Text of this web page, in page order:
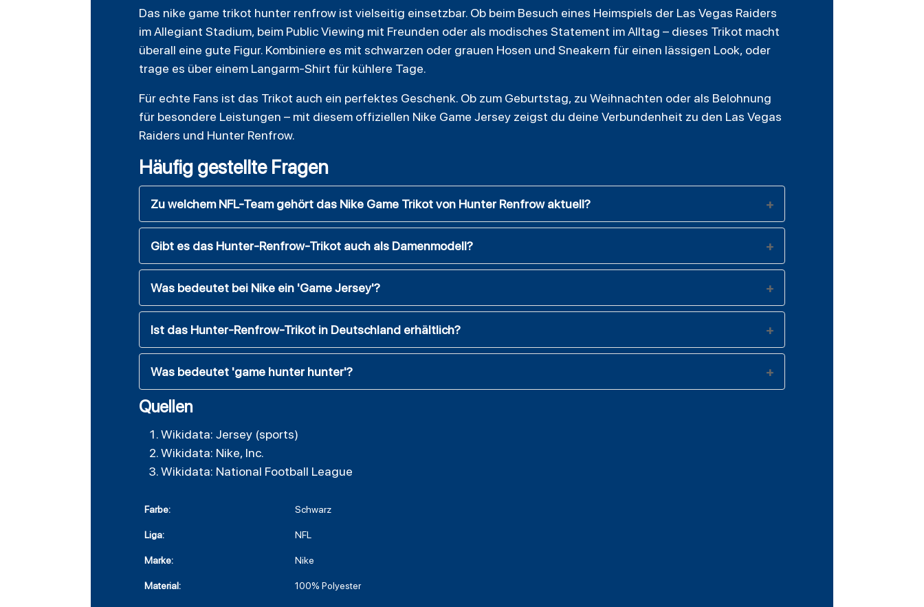
Das nike game trikot hunter renfrow ist vielseitig einsetzbar. Ob beim Besuch eines Heimspiels der Las Vegas Raiders
im Allegiant Stadium, beim Public Viewing mit Freunden oder als modisches Statement im Alltag – dieses Trikot macht
überall eine gute Figur. Kombiniere es mit schwarzen oder grauen Hosen und Sneakern für einen lässigen Look, oder
trage es über einem Langarm-Shirt für kühlere Tage.
Für echte Fans ist das Trikot auch ein perfektes Geschenk. Ob zum Geburtstag, zu Weihnachten oder als Belohnung
für besondere Leistungen – mit diesem offiziellen Nike Game Jersey zeigst du deine Verbundenheit zu den Las Vegas
Raiders und Hunter Renfrow.
Häufig gestellte Fragen
Zu welchem NFL-Team gehört das Nike Game Trikot von Hunter Renfrow aktuell?
Gibt es das Hunter-Renfrow-Trikot auch als Damenmodell?
Was bedeutet bei Nike ein 'Game Jersey'?
Ist das Hunter-Renfrow-Trikot in Deutschland erhältlich?
Was bedeutet 'game hunter hunter'?
Quellen
Wikidata: Jersey (sports)
Wikidata: Nike, Inc.
Wikidata: National Football League
Farbe: Schwarz
Liga: NFL
Marke: Nike
Material: 100% Polyester